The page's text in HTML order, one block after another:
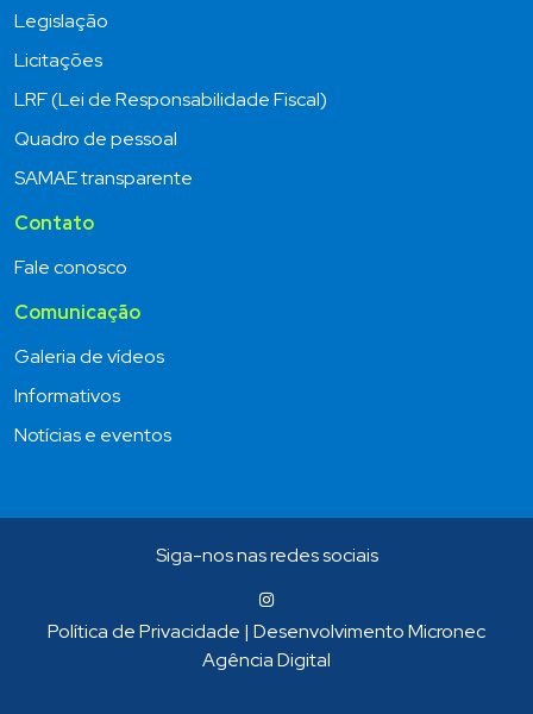
Legislação
Licitações
LRF (Lei de Responsabilidade Fiscal)
Quadro de pessoal
SAMAE transparente
Contato
Fale conosco
Comunicação
Galeria de vídeos
Informativos
Notícias e eventos
Siga-nos nas redes sociais
Política de Privacidade | Desenvolvimento Micronec
Agência Digital